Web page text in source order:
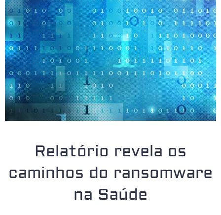
Relatório revela os
caminhos do ransomware
na Saúde